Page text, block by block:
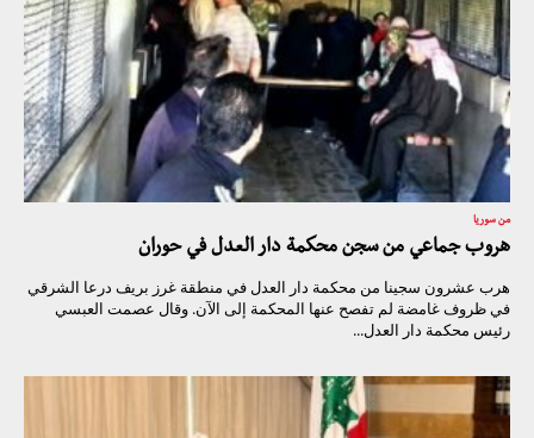
من سوريا
هروب جماعي من سجن محكمة دار العدل في حوران
هرب عشرون سجينا من محكمة دار العدل في منطقة غرز بريف درعا الشرقي
في ظروف غامضة لم تفصح عنها المحكمة إلى الآن. وقال عصمت العبسي
رئيس محكمة دار العدل...